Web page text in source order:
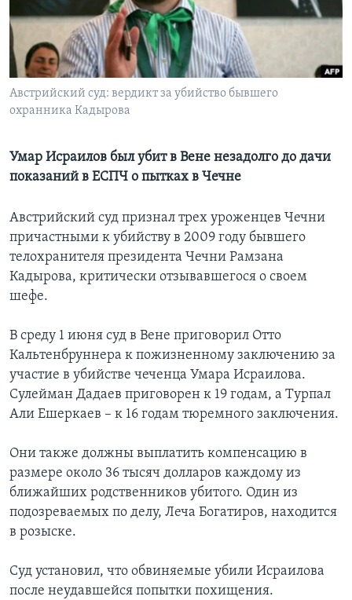
Learning English
СОЦИАЛЬНЫЕ СЕТИ
Австрийский суд: вердикт за убийство бывшего
охранника Кадырова
Умар Исраилов был убит в Вене незадолго до дачи
показаний в ЕСПЧ о пытках в Чечне
Австрийский суд признал трех уроженцев Чечни
причастными к убийству в 2009 году бывшего
телохранителя президента Чечни Рамзана
Кадырова, критически отзывавшегося о своем
шефе.
В среду 1 июня суд в Вене приговорил Отто
Кальтенбруннера к пожизненному заключению за
участие в убийстве чеченца Умара Исраилова.
Сулейман Дадаев приговорен к 19 годам, а Турпал
Али Ешеркаев – к 16 годам тюремного заключения.
Они также должны выплатить компенсацию в
размере около 36 тысяч долларов каждому из
ближайших родственников убитого. Один из
подозреваемых по делу, Леча Богатиров, находится
в розыске.
Суд установил, что обвиняемые убили Исраилова
после неудавшейся попытки похищения.